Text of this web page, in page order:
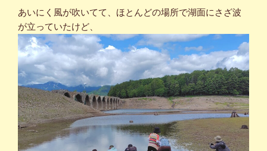
あいにく風が吹いてて、ほとんどの場所で湖面にさざ波
が立っていたけど、